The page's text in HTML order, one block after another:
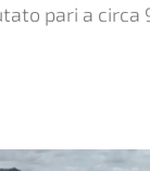
pari a circa